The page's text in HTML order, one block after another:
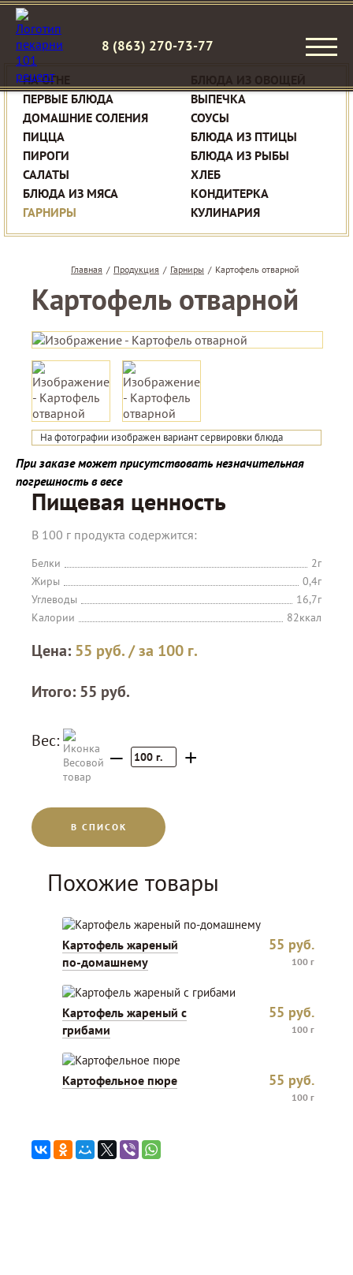
8 (863) 270-73-77
НА ОГНЕ
ПЕРВЫЕ БЛЮДА
ДОМАШНИЕ СОЛЕНИЯ
ПИЦЦА
ПИРОГИ
САЛАТЫ
БЛЮДА ИЗ МЯСА
ГАРНИРЫ
ВЫПЕЧКА
СОУСЫ
БЛЮДА ИЗ ПТИЦЫ
БЛЮДА ИЗ РЫБЫ
ХЛЕБ
КОНДИТЕРКА
КУЛИНАРИЯ
Главная / Продукция / Гарниры / Картофель отварной
Картофель отварной
На фотографии изображен вариант сервировки блюда
При заказе может присутствовать незначительная
погрешность в весе
Пищевая ценность
В 100 г продукта содержится:
Белки
2г
Жиры
0,4г
Углеводы
16,7г
Калории
82ккал
Цена: 55 руб./ за 100 г.
Итого: 55 руб.
Вес:
– 100 г. +
В СПИСОК
Похожие товары
Картофель жареный
по-домашнему
55 руб.
100 г
Картофель жареный с
грибами
55 руб.
100 г
Картофельное пюре 55 руб.
100 г